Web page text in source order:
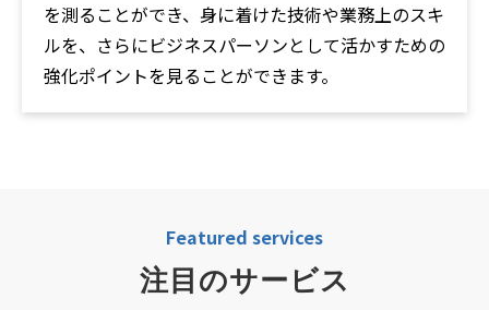
を測ることができ、身に着けた技術や業務上のスキ
ルを、さらにビジネスパーソンとして活かすための
強化ポイントを見ることができます。
Featured services
注目のサービス